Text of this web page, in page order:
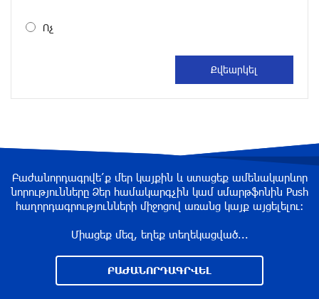
избежать энергодефицита в Армении: Алексей
около одного месяца назад
На автодороге Ереван-Севан произошел
около одного месяца назад
Оппозиция Грузии отказалась от мандатов и
Ոչ
Բաժանորդագրվե՛ք մեր կայքին և ստացեք ամենակարևոր
նորությունները Ձեր համակարգչին կամ սմարթֆոնին Push
հաղորդագրությունների միջոցով առանց կայք այցելելու։
Միացեք մեզ, եղեք տեղեկացված...
ԲԱԺԱՆՈՐԴԱԳՐՎԵԼ